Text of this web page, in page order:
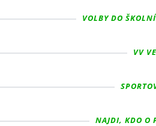
VOLBY DO
VV
NAJDI, KDO O